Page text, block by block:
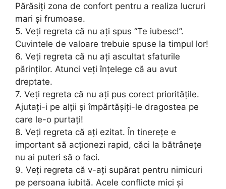
Părăsiți zona de confort pentru a realiza lucruri
mari și frumoase.
5. Veți regreta că nu ați spus “Te iubesc!”.
Cuvintele de valoare trebuie spuse la timpul lor!
6. Veți regreta că nu ați ascultat sfaturile
părinților. Atunci veți înțelege că au avut
dreptate.
7. Veți regreta că nu ați pus corect prioritățile.
Ajutați-i pe alții și împărtășiți-le dragostea pe
care le-o purtați!
8. Veți regreta că ați ezitat. În tinerețe e
important să acționezi rapid, căci la bătrânețe
nu ai puteri să o faci.
9. Veți regreta că v-ați supărat pentru nimicuri
pe persoana iubită. Acele conflicte mici și